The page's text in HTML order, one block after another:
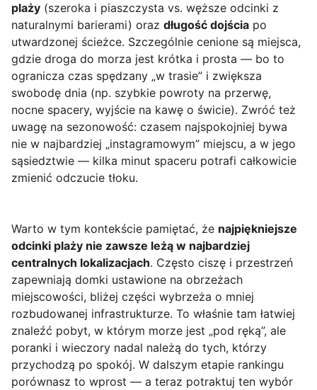
plaży (szeroka i piaszczysta vs. węższe odcinki z
naturalnymi barierami) oraz długość dojścia po
utwardzonej ścieżce. Szczególnie cenione są miejsca,
gdzie droga do morza jest krótka i prosta — bo to
ogranicza czas spędzany „w trasie” i zwiększa
swobodę dnia (np. szybkie powroty na przerwę,
nocne spacery, wyjście na kawę o świcie). Zwróć też
uwagę na sezonowość: czasem najspokojniej bywa
nie w najbardziej „instagramowym” miejscu, a w jego
sąsiedztwie — kilka minut spaceru potrafi całkowicie
zmienić odczucie tłoku.
Warto w tym kontekście pamiętać, że najpiękniejsze
odcinki plaży nie zawsze leżą w najbardziej
centralnych lokalizacjach. Często ciszę i przestrzeń
zapewniają domki ustawione na obrzeżach
miejscowości, bliżej części wybrzeża o mniej
rozbudowanej infrastrukturze. To właśnie tam łatwiej
znaleźć pobyt, w którym morze jest „pod ręką”, ale
poranki i wieczory nadal należą do tych, którzy
przychodzą po spokój. W dalszym etapie rankingu
porównasz to wprost — a teraz potraktuj ten wybór